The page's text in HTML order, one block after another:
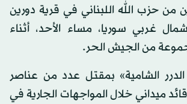
من حزب الله اللبناني في قرية دورين
غربي سوريا، مساء الأحد، أثناء
من الجيش الحر.
الشامية» بمقتل عدد من عناصر
ميداني خلال المواجهات الجارية في